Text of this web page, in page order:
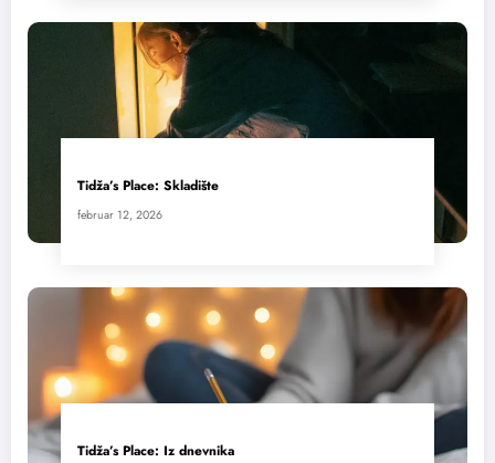
Tidža’s Place: Skladište
februar 12, 2026
Tidža’s Place: Iz dnevnika